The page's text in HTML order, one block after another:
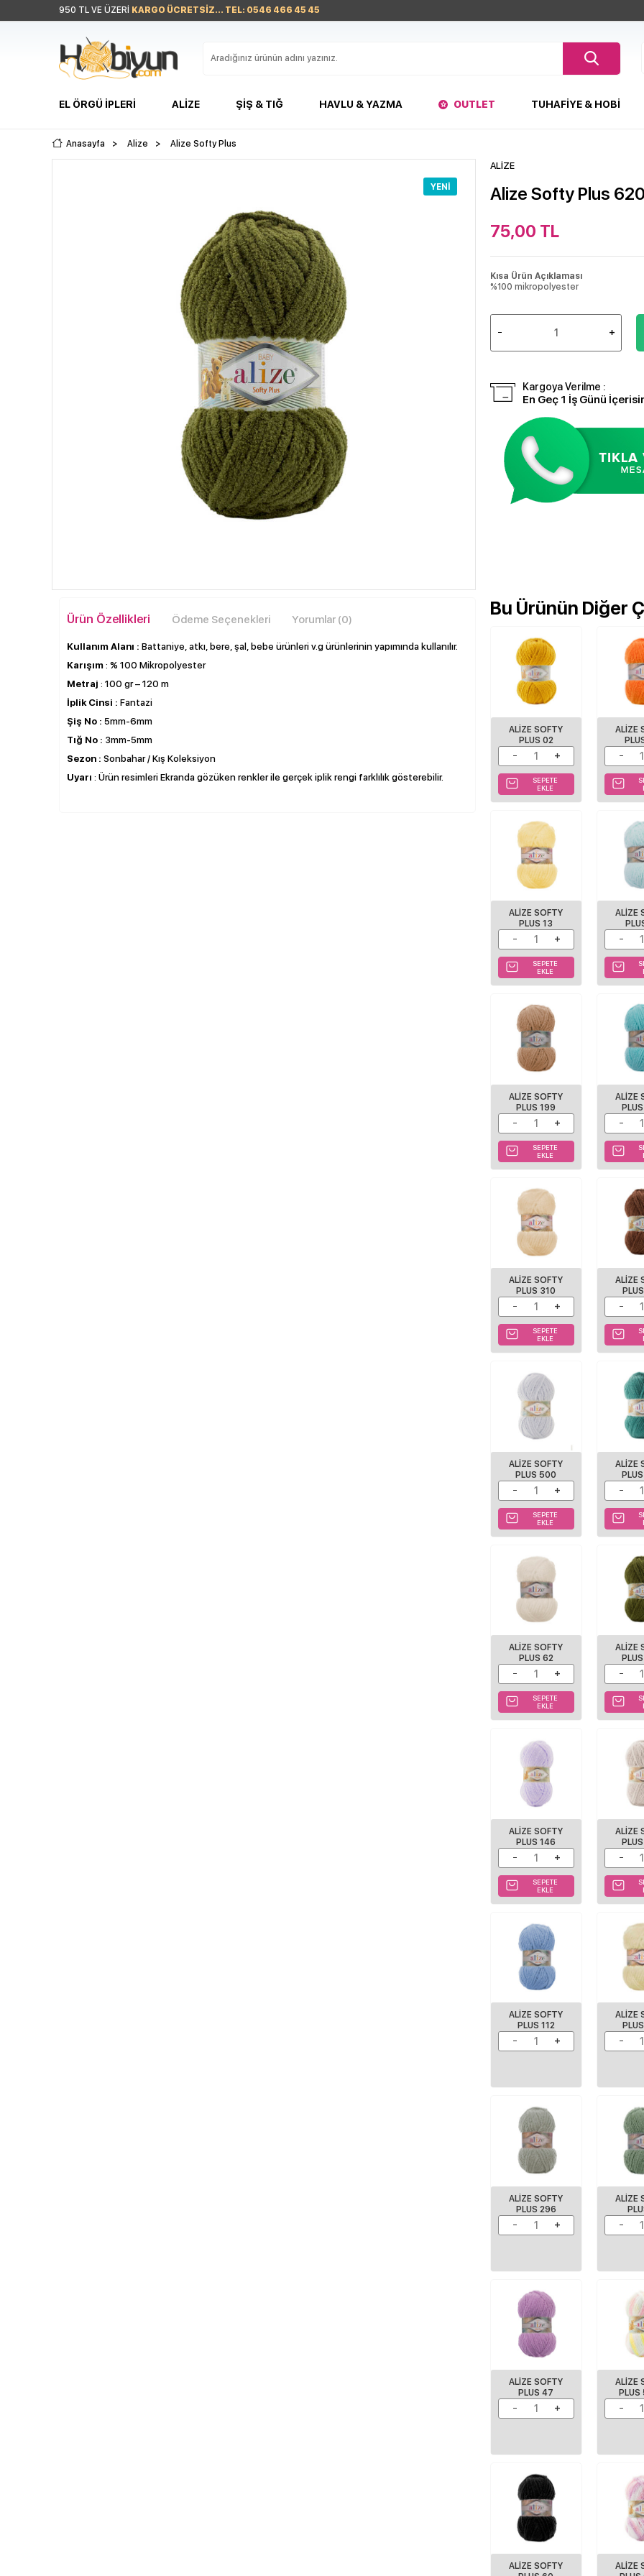
950 TL VE ÜZERİ KARGO ÜCRETSİZ... TEL: 0546 466 45 45
EL ÖRGÜ İPLERI ALIZE ŞIŞ & TIĞ HAVLU & YAZMA OUTLET TUHAFIYE & HOBI
Anasayfa > Alize > Alize Softy Plus
YENI
ALİZE
Alize Softy Plus 620
75,00 TL
Kısa Ürün Açıklaması
%100 mikropolyester
Kargoya Verilme :
En Geç 1 İş Günü
Ürün Özellikleri Ödeme Seçenekleri Yorumlar (0)
Kullanım Alanı : Battaniye, atkı, bere, şal, bebe ürünleri v.g ürünlerinin yapımında kullanılır.
Karışım : % 100 Mikropolyester
Metraj : 100 gr – 120 m
İplik Cinsi : Fantazi
Şiş No : 5mm-6mm
Tığ No : 3mm-5mm
Sezon : Sonbahar / Kış Koleksiyon
Uyarı : Ürün resimleri Ekranda gözüken renkler ile gerçek iplik rengi farklılık gösterebilir.
Bu Ürünün Diğer
ALIZE SOFTY
PLUS 02
SEPETE
EKLE
ALIZE
ALİZE SOFTY
PLUS 13
SEPETE
EKLE
ALİZE
ALİZE SOFTY
PLUS 199
SEPETE
EKLE
ALİZE
ALİZE SOFTY
PLUS 310
SEPETE
EKLE
ALIZE
ALIZE SOFTY
PLUS 500
SEPETE
EKLE
ALIZE
ALİZE SOFTY
PLUS 62
SEPETE
EKLE
ALIZE
ALIZE SOFTY
PLUS 146
SEPETE
EKLE
ALIZE
ALİZE SOFTY
PLUS 112
ALİZE
ALİZE SOFTY
PLUS 296
ALIZE
ALİZE SOFTY
PLUS 47
ALIZE
ALİZE SOFTY
ALIZE